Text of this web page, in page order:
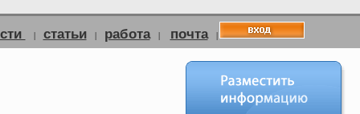
| статьи | работа | почта |